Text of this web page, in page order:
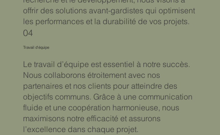
offrir des solutions avant-gardistes qui optimisent
les performances et la durabilité de vos projets.
04
Travail d'équipe
Le travail d’équipe est essentiel à notre succès.
Nous collaborons étroitement avec nos
partenaires et nos clients pour atteindre des
objectifs communs. Grâce à une communication
fluide et une coopération harmonieuse, nous
maximisons notre efficacité et assurons
l’excellence dans chaque projet.